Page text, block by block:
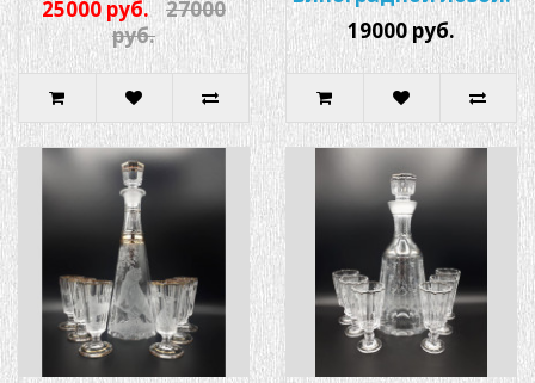
25000 руб.
27000
руб.
19000 руб.